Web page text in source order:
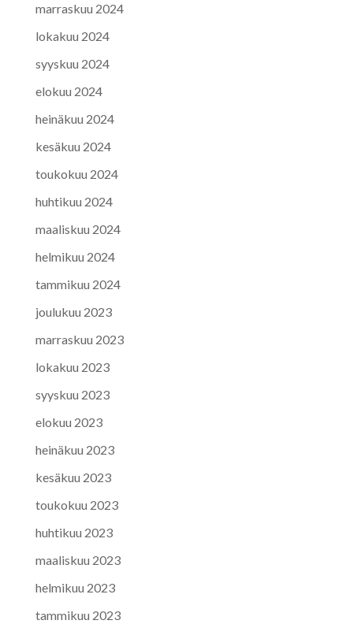
marraskuu 2024
lokakuu 2024
syyskuu 2024
elokuu 2024
heinäkuu 2024
kesäkuu 2024
toukokuu 2024
huhtikuu 2024
maaliskuu 2024
helmikuu 2024
tammikuu 2024
joulukuu 2023
marraskuu 2023
lokakuu 2023
syyskuu 2023
elokuu 2023
heinäkuu 2023
kesäkuu 2023
toukokuu 2023
huhtikuu 2023
maaliskuu 2023
helmikuu 2023
tammikuu 2023